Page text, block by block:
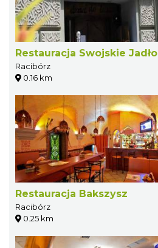
Restauracja Swojskie Jadło
Racibórz
0.16 km
Restauracja Bakszysz
Racibórz
0.25 km